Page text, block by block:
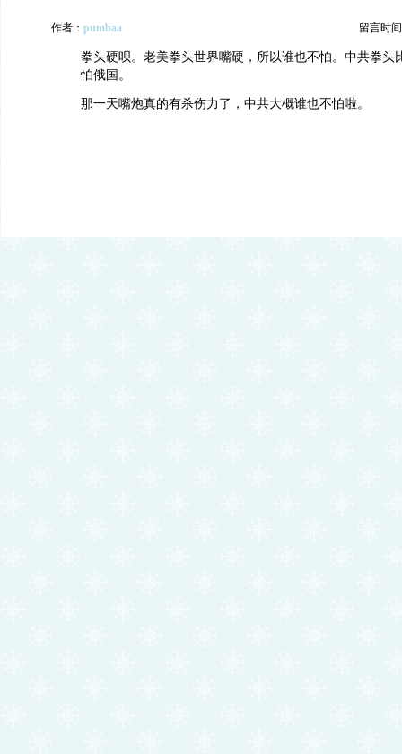
作者： pumbaa 留言时
拳头硬呗。老美拳头世界嘴硬，所以谁也不怕。中共拳头
怕俄国。
那一天嘴炮真的有杀伤力了，中共大概谁也不怕啦。